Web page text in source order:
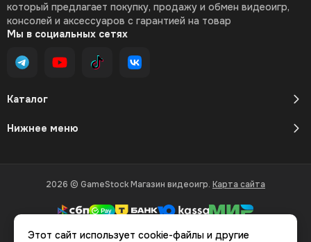
Каталог
Нижнее меню
который предлагает покупку, продажу и обмен видеоигр,
консолей и аксессуаров с гарантией на товар
Мы в социальных сетях
2026 © GameStock Магазин видеоигр. Карта сайта
Вся представленная на сайте информация, касающаяся
Этот сайт использует cookie-файлы и другие